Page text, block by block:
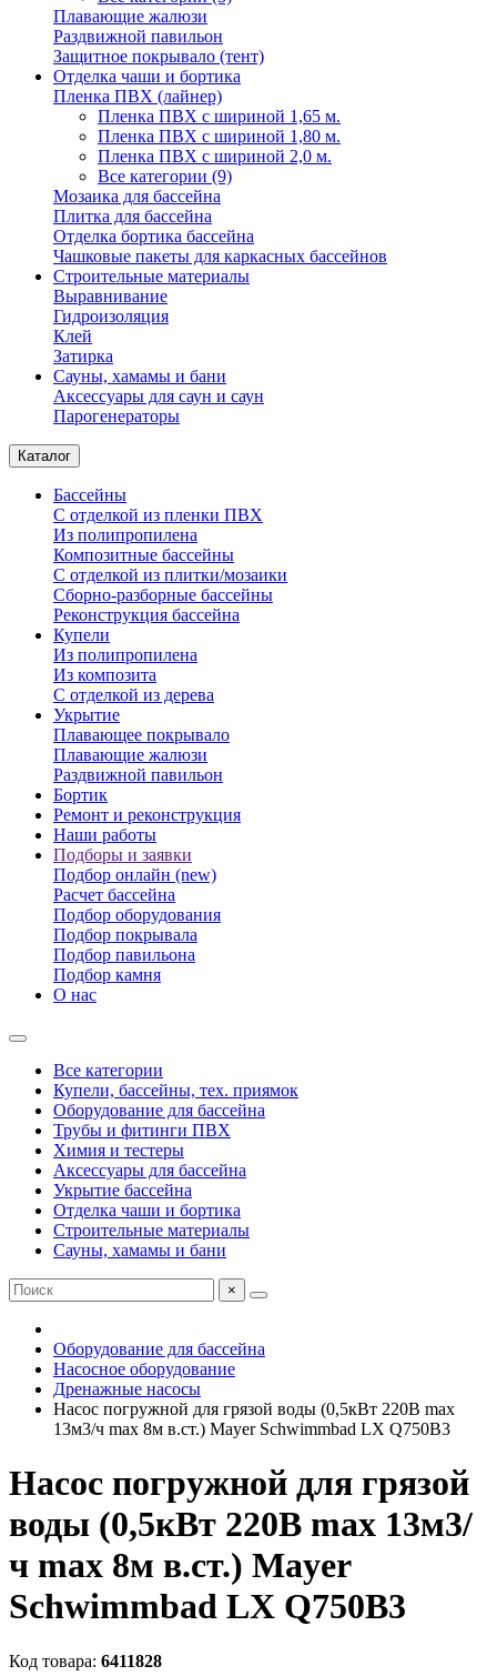
Плавающие жалюзи
Раздвижной павильон
Защитное покрывало (тент)
Отделка чаши и бортика
Пленка ПВХ (лайнер)
Пленка ПВХ с шириной 1,65 м.
Пленка ПВХ с шириной 1,80 м.
Пленка ПВХ с шириной 2,0 м.
Все категории (9)
Мозаика для бассейна
Плитка для бассейна
Отделка бортика бассейна
Чашковые пакеты для каркасных бассейнов
Строительные материалы
Выравнивание
Гидроизоляция
Клей
Затирка
Сауны, хамамы и бани
Аксессуары для саун и саун
Парогенераторы
Каталог
Бассейны
С отделкой из пленки ПВХ
Из полипропилена
Композитные бассейны
С отделкой из плитки/мозаики
Сборно-разборные бассейны
Реконструкция бассейна
Купели
Из полипропилена
Из композита
С отделкой из дерева
Укрытие
Плавающее покрывало
Плавающие жалюзи
Раздвижной павильон
Бортик
Ремонт и реконструкция
Наши работы
Подборы и заявки
Подбор онлайн (new)
Расчет бассейна
Подбор оборудования
Подбор покрывала
Подбор павильона
Подбор камня
О нас
Все категории
Купели, бассейны, тех. приямок
Оборудование для бассейна
Трубы и фитинги ПВХ
Химия и тестеры
Аксессуары для бассейна
Укрытие бассейна
Отделка чаши и бортика
Строительные материалы
Сауны, хамамы и бани
×
Оборудование для бассейна
Насосное оборудование
Дренажные насосы
Насос погружной для грязой воды (0,5кВт 220B max
13м3/ч max 8м в.ст.) Mayer Schwimmbad LX Q750B3
Насос погружной для грязой
воды (0,5кВт 220B max 13м3/
ч max 8м в.ст.) Mayer
Schwimmbad LX Q750B3
Код товара: 6411828